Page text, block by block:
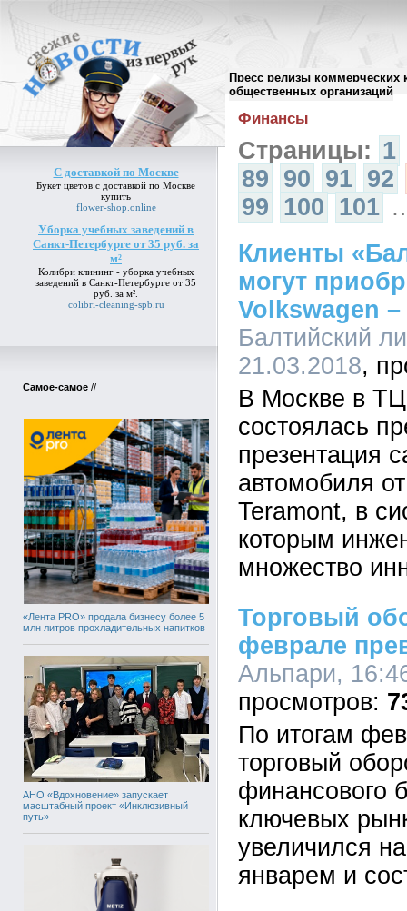
Пресс релизы коммерческих
общественных организаций
С доставкой по Москве
Букет цветов с доставкой по Москве
купить
flower-shop.online
Уборка учебных заведений в
Санкт-Петербурге от 35 руб. за
м²
Колибри клининг - уборка учебных
заведений в Санкт-Петербурге от 35
руб. за м²
colibri-cleaning-spb.ru
Самое-самое //
«Лента PRO» продала бизнесу более 5
млн литров прохладительных напитков
АНО «Вдохновение» запускает
масштабный проект «Инклюзивный
путь»
Архив пресс-релизов//
Финансы
Страницы: 1
89 90 91 92
99 100 101
Клиенты
могут
Volkswagen
Балтийский
21.03.2018
В Москве в
состоялась
презентация
автомобиля
Teramont, в
которым
множество
Торговый
феврале
Альпари,
По итогам
торговый
финансового
ключевых
увеличился
январем и